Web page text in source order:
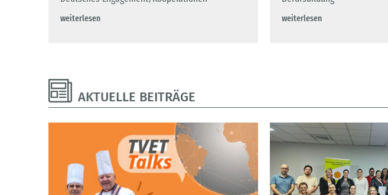
weiterlesen weiterlesen
AKTUELLE BEITRÄGE